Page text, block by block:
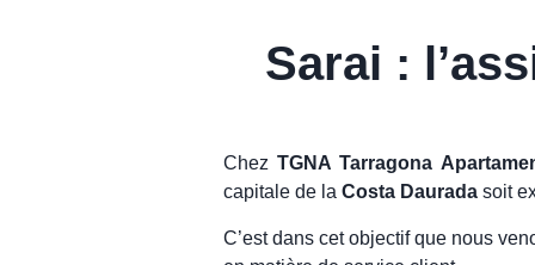
Sarai :
ChezTGNA Tarragona
capitale de la Costa Daurada soit
C’est dans cet objectif que nous